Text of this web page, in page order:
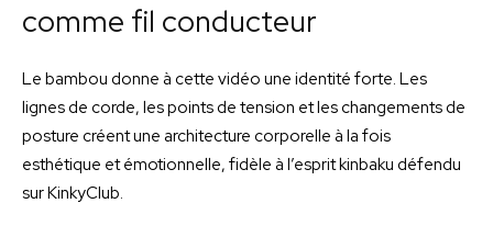
comme fil conducteur
Le bambou donne à cette vidéo une identité forte. Les
lignes de corde, les points de tension et les changements de
posture créent une architecture corporelle à la fois
esthétique et émotionnelle, fidèle à l’esprit kinbaku défendu
sur KinkyClub.